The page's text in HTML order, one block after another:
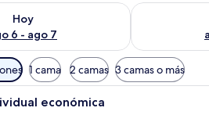
Hoy
6 - ago 7
para hoy ago 6 - ago 7
Consulta la
1 cama 2 camas 3 camas o más
Escritorio, cortinas blackout y
económica